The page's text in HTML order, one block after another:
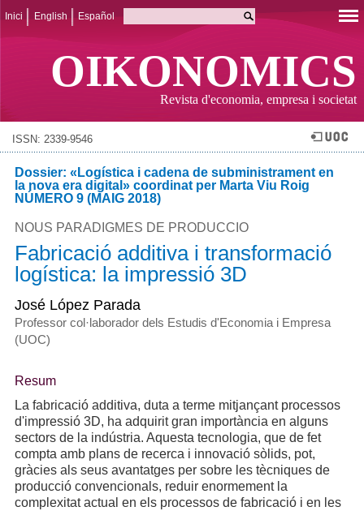
Inici English Español
OIKONOMICS
Revista d'economia, empresa i societat
ISSN: 2339-9546
Dossier: «Logística i cadena de subministrament en
la nova era digital» coordinat per Marta Viu Roig
NÚMERO 9 (MAIG 2018)
NOUS PARADIGMES DE PRODUCCIO
Fabricació additiva i transformació
logística: la impressió 3D
José López Parada
Professor col·laborador dels Estudis d'Economia i Empresa
(UOC)
Resum
La fabricació additiva, duta a terme mitjançant processos
d'impressió 3D, ha adquirit gran importància en alguns
sectors de la indústria. Aquesta tecnologia, que de fet
compta amb plans de recerca i innovació sòlids, pot,
gràcies als seus avantatges per sobre les tècniques de
producció convencionals, reduir enormement la
complexitat actual en els processos de fabricació i en les